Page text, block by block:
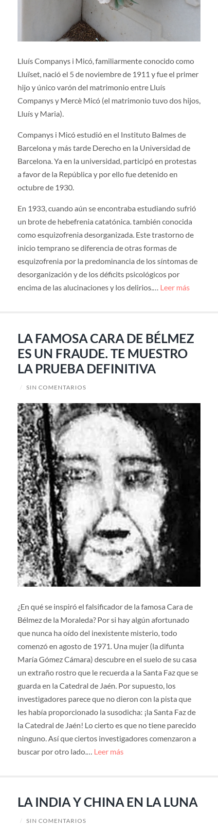
Lluís Companys i Micó, familiarmente conocido como
Lluïset, nació el 5 de noviembre de 1911 y fue el primer
hijo y único varón del matrimonio entre Lluís
Companys y Mercè Micó (el matrimonio tuvo dos hijos,
Lluís y Maria).
Companys i Micó estudió en el Instituto Balmes de
Barcelona y más tarde Derecho en la Universidad de
Barcelona. Ya en la universidad, participó en protestas
a favor de la República y por ello fue detenido en
octubre de 1930.
En 1933, cuando aún se encontraba estudiando sufrió
un brote de hebefrenia catatónica. también conocida
como esquizofrenia desorganizada. Este trastorno de
inicio temprano se diferencia de otras formas de
esquizofrenia por la predominancia de los síntomas de
desorganización y de los déficits psicológicos por
encima de las alucinaciones y los delirios.… Leer más
LA FAMOSA CARA DE BÉLMEZ
ES UN FRAUDE. TE MUESTRO
LA PRUEBA DEFINITIVA
/ SIN COMENTARIOS
¿En qué se inspiró el falsificador de la famosa Cara de
Bélmez de la Moraleda? Por si hay algún afortunado
que nunca ha oído del inexistente misterio, todo
comenzó en agosto de 1971. Una mujer (la difunta
María Gómez Cámara) descubre en el suelo de su casa
un extraño rostro que le recuerda a la Santa Faz que se
guarda en la Catedral de Jaén. Por supuesto, los
investigadores parece que no dieron con la pista que
les había proporcionado la susodicha: ¡la Santa Faz de
la Catedral de Jaén! Lo cierto es que no tiene parecido
ninguno. Así que ciertos investigadores comenzaron a
buscar por otro lado.… Leer más
LA INDIA Y CHINA EN LA LUNA
/ SIN COMENTARIOS